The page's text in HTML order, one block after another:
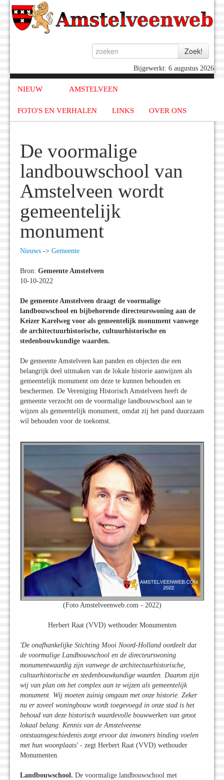
Bijgewerkt: 6 augustus 2026
NIEUW AMSTELVEEN
FOTO'S EN VERHALEN LINKS OVER ONS
De voormalige
landbouwschool van
Amstelveen wordt
gemeentelijk
monument
Nieuws -> Gemeente
Bron: Gemeente Amstelveen
10-10-2022
De gemeente Amstelveen draagt de voormalige
landbouwschool en bijbehorende directeurswoning aan de
Keizer Karelweg voor als gemeentelijk monument vanwege
de architectuurhistorische, cultuurhistorische en
stedenbouwkundige waarden.
De gemeente Amstelveen kan panden en objecten die een
belangrijk deel uitmaken van de lokale historie aanwijzen als
gemeentelijk monument om deze te kunnen behouden en
beschermen. De Vereniging Historisch Amstelveen heeft de
gemeente verzocht om de voormalige landbouwschool aan te
wijzen als gemeentelijk monument, omdat zij het pand duurzaam
wil behouden voor de toekomst.
(Foto Amstelveenweb.com - 2022)
Herbert Raat (VVD) wethouder Monumenten
'De onafhankelijke Stichting Mooi Noord-Holland oordeelt dat
de voormalige Landbouwschool en de directeurswoning
monumentwaardig zijn vanwege de architectuurhistorische,
cultuurhistorische en stedenbouwkundige waarden. Daarom zijn
wij van plan om het complex aan te wijzen als gemeentelijk
monument. Wij moeten zuinig omgaan met onze historie. Zeker
nu er zoveel woningbouw wordt toegevoegd in onze stad is het
behoud van deze historisch waardevolle bouwwerken van groot
lokaal belang. Kennis van de Amstelveense
ontstaansgeschiedenis zorgt ervoor dat inwoners binding voelen
met hun woonplaats' - zegt Herbert Raat (VVD) wethouder
Monumenten.
Landbouwschool. De voormalige landbouwschool met